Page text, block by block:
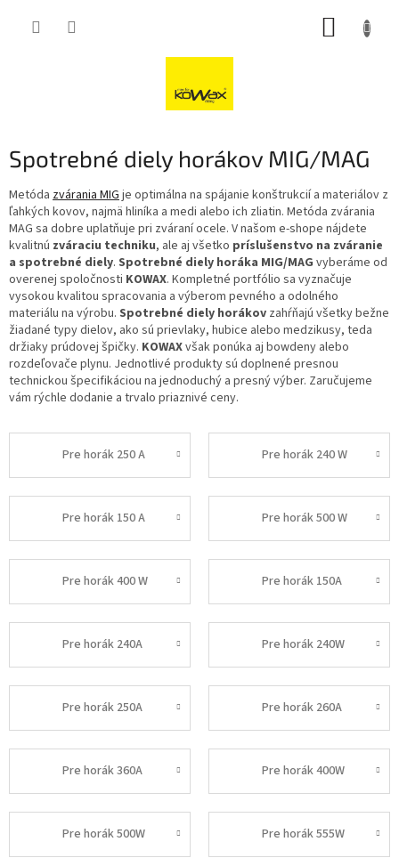
Spotrebné diely horákov MIG/MAG
Metóda zvárania MIG je optimálna na spájanie konštrukcií a materiálov z
ľahkých kovov, najmä hliníka a medi alebo ich zliatin. Metóda zvárania
MAG sa dobre uplatňuje pri zváraní ocele. V našom e-shope nájdete
kvalitnú zváraciu techniku, ale aj všetko príslušenstvo na zváranie
a spotrebné diely. Spotrebné diely horáka MIG/MAG vyberáme od
overenej spoločnosti KOWAX. Kompletné portfólio sa vyznačuje
vysokou kvalitou spracovania a výberom pevného a odolného
materiálu na výrobu. Spotrebné diely horákov zahŕňajú všetky bežne
žiadané typy dielov, ako sú prievlaky, hubice alebo medzikusy, teda
držiaky prúdovej špičky. KOWAXvšak ponúka aj bowdeny alebo
rozdeľovače plynu. Jednotlivé produkty sú doplnené presnou
technickou špecifikáciou na jednoduchý a presný výber. Zaručujeme
vám rýchle dodanie a trvalo priaznivé ceny.
Pre horák 250 A Pre horák 240 W
Pre horák 150 A Pre horák 500 W
Pre horák 400 W Pre horák 150A
Pre horák 240A Pre horák 240W
Pre horák 250A Pre horák 260A
Pre horák 360A Pre horák 400W
Pre horák 500W Pre horák 555W